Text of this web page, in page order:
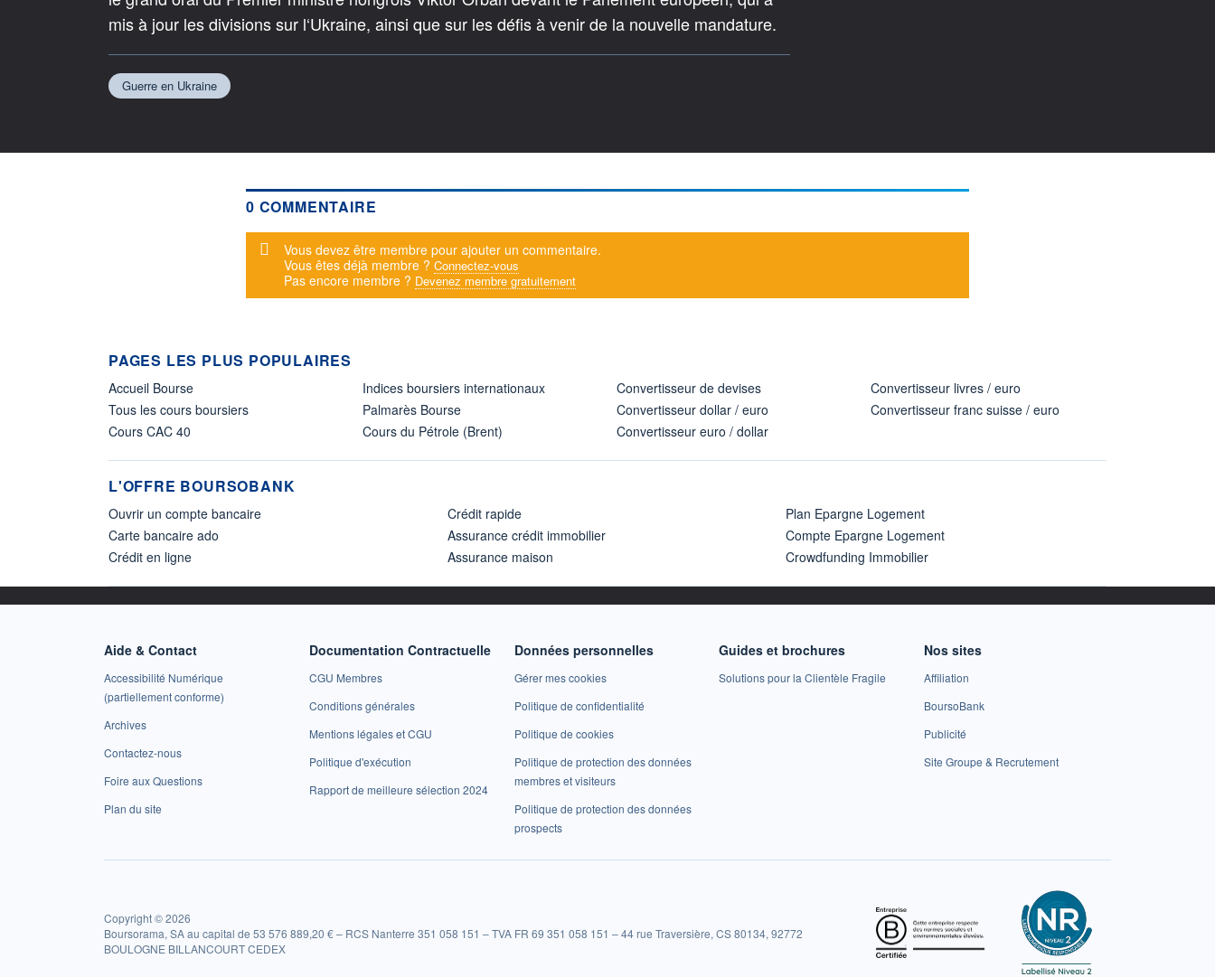
mis à jour les divisions sur l‘Ukraine, ainsi que sur les défis à venir de la nouvelle mandature.
Guerre en Ukraine
0 COMMENTAIRE
Message d'alerte
Vous devez être membre pour ajouter un commentaire.
Vous êtes déjà membre ? Connectez-vous
Pas encore membre ? Devenez membre gratuitement
PAGES LES PLUS POPULAIRES
Accueil Bourse
Tous les cours boursiers
Cours CAC 40
Indices boursiers internationaux
Palmarès Bourse
Cours du Pétrole (Brent)
Convertisseur de devises
Convertisseur dollar / euro
Convertisseur euro / dollar
Convertisseur livres / euro
Convertisseur franc suisse / euro
L'OFFRE BOURSOBANK
Ouvrir un compte bancaire
Carte bancaire ado
Crédit en ligne
Crédit rapide
Assurance crédit immobilier
Assurance maison
Plan Epargne Logement
Compte Epargne Logement
Crowdfunding Immobilier
Aide & Contact
Accessibilité Numérique
(partiellement conforme)
Archives
Contactez-nous
Foire aux Questions
Plan du site
Documentation Contractuelle
CGU Membres
Conditions générales
Mentions légales et CGU
Politique d'exécution
Rapport de meilleure sélection 2024
Données personnelles
Gérer mes cookies
Politique de confidentialité
Politique de cookies
Politique de protection des données
membres et visiteurs
Politique de protection des données
prospects
Guides et brochures
Solutions pour la Clientèle Fragile
Nos sites
Affiliation
BoursoBank
Publicité
Site Groupe & Recrutement
Copyright © 2026
Boursorama, SA au capital de 53 576 889,20 € – RCS Nanterre 351 058 151 – TVA FR 69 351 058 151 – 44 rue Traversière, CS 80134, 92772
BOULOGNE BILLANCOURT CEDEX